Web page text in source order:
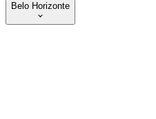
Belo Horizonte